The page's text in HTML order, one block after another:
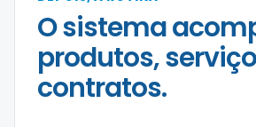
O sistema
produtos,
contratos.